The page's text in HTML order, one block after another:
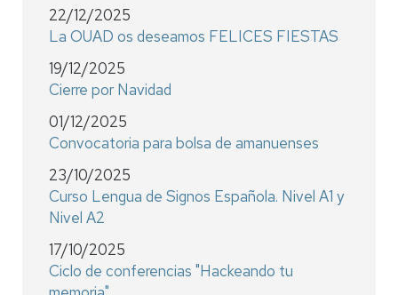
22/12/2025
La OUAD os deseamos FELICES FIESTAS
19/12/2025
Cierre por Navidad
01/12/2025
Convocatoria para bolsa de amanuenses
23/10/2025
Curso Lengua de Signos Española. Nivel A1 y
Nivel A2
17/10/2025
Ciclo de conferencias "Hackeando tu